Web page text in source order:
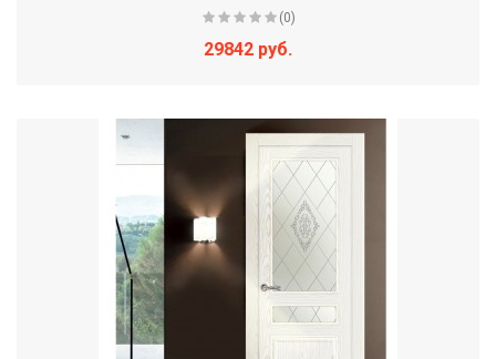
(0)
29842 руб.